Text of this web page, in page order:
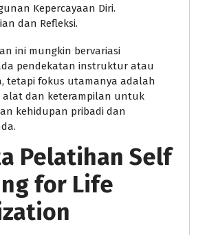
Kepercayaan Diri.
dan Refleksi.
ini mungkin bervariasi
pendekatan instruktur atau
tetapi fokus utamanya adalah
alat dan keterampilan untuk
kehidupan pribadi dan
Pelatihan Self
for Life